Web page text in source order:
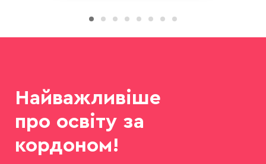
Найважливіше
про освіту за
кордоном!